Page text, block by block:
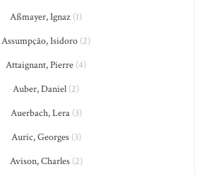
Aßmayer, Ignaz (1)
Assumpção, Isidoro (2)
Attaignant, Pierre (4)
Auber, Daniel (2)
Auerbach, Lera(3)
Auric, Georges(3)
Avison, Charles(2)